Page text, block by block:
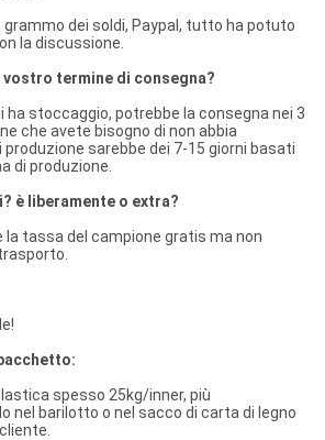
grammo dei soldi, Paypal, tutto ha potuto
la discussione.
vostro termine di consegna?
ha stoccaggio, potrebbe la consegna nei 3
che avete bisogno di non abbia
sarebbe dei 7-15 giorni basati
di produzione.
è liberamente o extra?
la tassa del campione gratis ma non
spesso 25kg/inner, più
nel barilotto o nel sacco di carta di legno